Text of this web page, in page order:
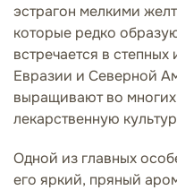
эстрагон мелкими
которые редко
встречается в
Евразии и Северной
выращивают во
лекарственную
Одной из главных
его яркий, пряный